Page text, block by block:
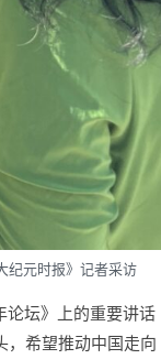
纪元时报》记者采访
论坛》上的重要讲话
，希望推动中国走向